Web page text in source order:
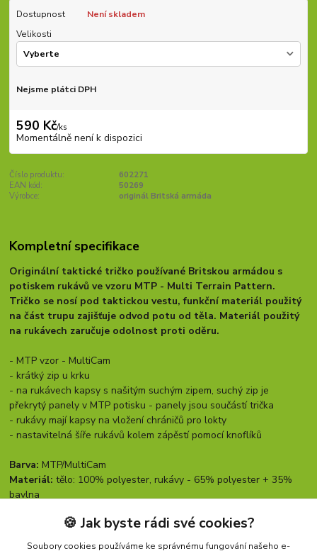
Dostupnost
Není skladem
Velikosti
Nejsme plátci DPH
590 Kč/ks
Momentálně není k dispozici
Číslo produktu:
602271
EAN kód:
50269
Výrobce:
originál Britská armáda
Kompletní specifikace
Originální taktické tričko používané Britskou armádou s
potiskem rukávů ve vzoru MTP - Multi Terrain Pattern.
Tričko se nosí pod taktickou vestu, funkční materiál použitý
na část trupu zajišťuje odvod potu od těla. Materiál použitý
na rukávech zaručuje odolnost proti oděru.
- MTP vzor - MultiCam
- krátký zip u krku
- na rukávech kapsy s našitým suchým zipem, suchý zip je
překrytý panely v MTP potisku - panely jsou součástí trička
- rukávy mají kapsy na vložení chráničů pro lokty
- nastavitelná šíře rukávů kolem zápěstí pomocí knoflíků
Barva:MTP/MultiCam
Materiál:tělo: 100% polyester, rukávy - 65% polyester + 35%
bavlna
🍪 Jak byste rádi své cookies?
Soubory cookies používáme ke správnému fungování našeho e-